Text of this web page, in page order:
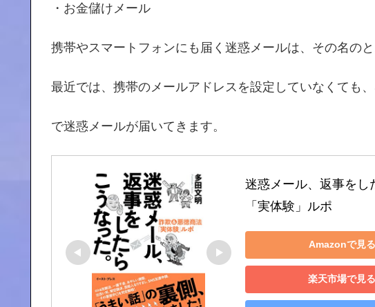
・お金儲けメール
携帯やスマートフォンにも届く迷惑メールは、その名の
最近では、携帯のメールアドレスを設定していなくても
で迷惑メールが届いてきます。
迷惑メール、返事をし
「実体験」ルポ
Amazonで見る
楽天市場で見る